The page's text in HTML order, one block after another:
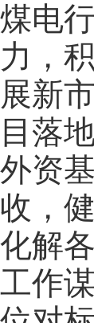
煤电
力，
展新
目落
外资
收，
化解
工作